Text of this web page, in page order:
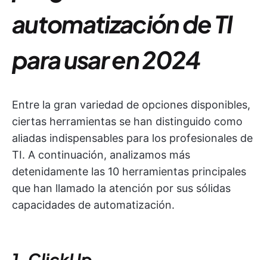
automatización de TI
para usar en 2024
Entre la gran variedad de opciones disponibles,
ciertas herramientas se han distinguido como
aliadas indispensables para los profesionales de
TI. A continuación, analizamos más
detenidamente las 10 herramientas principales
que han llamado la atención por sus sólidas
capacidades de automatización.